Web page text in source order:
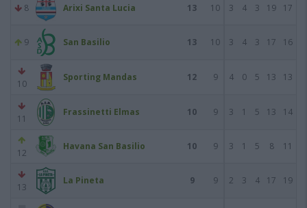
8 Arixi Santa Lucia 13 10 3 4 3 19 17
9 San Basilio 13 10 3 4 3 17 16
10
Sporting Mandas 12 9 4 0 5 13 13
11
Frassinetti Elmas 10 9 3 1 5 13 14
12
Havana San Basilio 10 9 3 1 5 8 11
13
La Pineta 9 9 2 3 4 17 19